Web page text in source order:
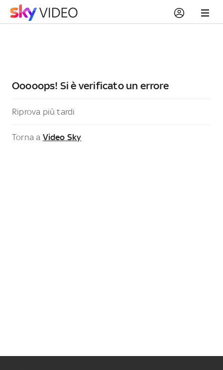
Ooooops! Si è verificato un errore
Riprova più tardi
Torna a Video Sky